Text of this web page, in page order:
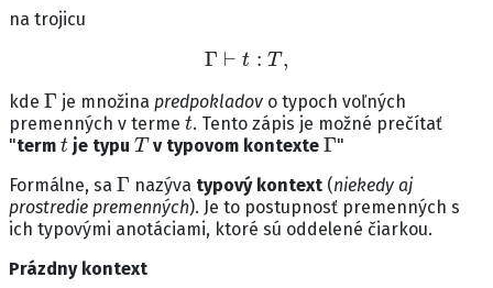
na trojicu
Γ⊢t :T,
kde
Γ
je množina predpokladovo typoch voľných
premenných v terme
t
. Tento zápis je možné prečítať
"term
t
je typu
T
v typovom kontexte
Γ
"
Formálne, sa
Γ
nazýva typový kontext(niekedy aj
prostredie premenných). Je to postupnosť premenných s
ich typovými anotáciami, ktoré sú oddelené čiarkou.
Prázdny kontext